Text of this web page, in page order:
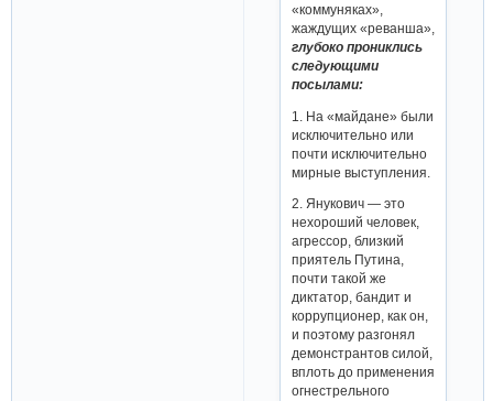
«коммуняках»,
жаждущих «реванша»,
глубоко прониклись
следующими
посылами:
1. На «майдане» были
исключительно или
почти исключительно
мирные выступления.
2. Янукович — это
нехороший человек,
агрессор, близкий
приятель Путина,
почти такой же
диктатор, бандит и
коррупционер, как он,
и поэтому разгонял
демонстрантов силой,
вплоть до применения
огнестрельного